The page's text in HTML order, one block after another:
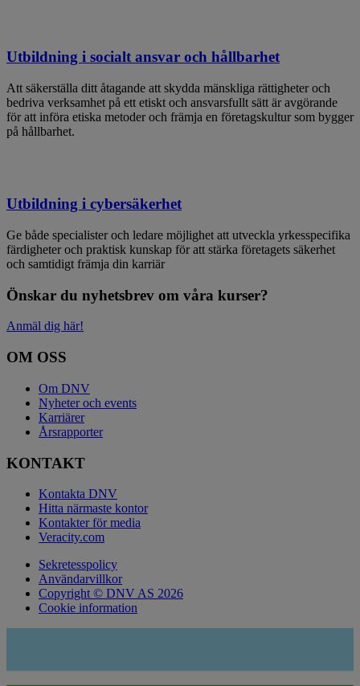
Utbildning i socialt ansvar och hållbarhet
Att säkerställa ditt åtagande att skydda mänskliga rättigheter och
bedriva verksamhet på ett etiskt och ansvarsfullt sätt är avgörande
för att införa etiska metoder och främja en företagskultur som bygger
på hållbarhet.
Utbildning i cybersäkerhet
Ge både specialister och ledare möjlighet att utveckla yrkesspecifika
färdigheter och praktisk kunskap för att stärka företagets säkerhet
och samtidigt främja din karriär
Önskar du nyhetsbrev om våra kurser?
Anmäl dig här!
OM OSS
Om DNV
Nyheter och events
Karriärer
Årsrapporter
KONTAKT
Kontakta DNV
Hitta närmaste kontor
Kontakter för media
Veracity.com
Sekretesspolicy
Användarvillkor
Copyright © DNV AS 2026
Cookie information